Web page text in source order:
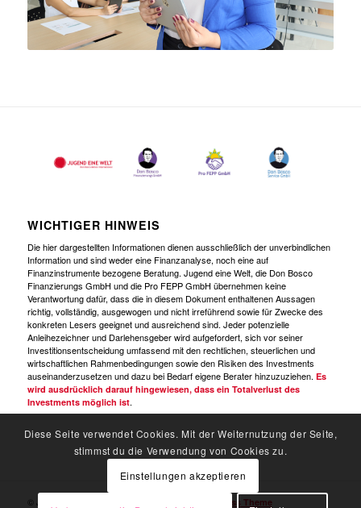
WICHTIGER HINWEIS
Die hier dargestellten Informationen dienen ausschließlich der unverbindlichen
Information und sind weder eine Finanzanalyse, noch eine auf
Finanzinstrumente bezogene Beratung. Jugend eine Welt, die Don Bosco
Finanzierungs GmbH und die Pro FEPP GmbH übernehmen keine
Verantwortung dafür, dass die in diesem Dokument enthaltenen Aussagen
richtig, vollständig, ausgewogen und nicht irreführend sowie für Zwecke des
konkreten Lesers geeignet und ausreichend sind. Jeder potenzielle
Anleihezeichner und Darlehensgeber wird aufgefordert, sich vor seiner
Investitionsentscheidung umfassend mit den rechtlichen, steuerlichen und
wirtschaftlichen Rahmenbedingungen sowie den Risiken des Investments
auseinanderzusetzen und dazu bei Bedarf eigene Berater hinzuzuziehen. Es
wird ausdrücklich darauf hingewiesen, dass ein Totalverlust des
Investments möglich ist.
© Jugend Eine Welt - powered by Enfold WordPress Theme
Diese Seite verwendet Cookies. Mit der Weiternutzung der Seite,
stimmst du die Verwendung von Cookies zu.
Einstellungen akzeptieren